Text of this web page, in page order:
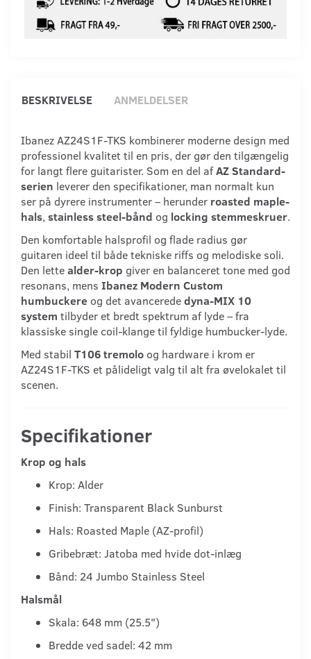
BESKRIVELSE ANMELDELSER
Ibanez AZ24S1F-TKS kombinerer moderne design med
professionel kvalitet til en pris, der gør den tilgængelig
for langt flere guitarister. Som en del afAZ Standard-
serien leverer den specifikationer, man normalt kun
ser på dyrere instrumenter – herunder roasted maple-
hals, stainless steel-bånd og locking stemmeskruer.
Den komfortable halsprofil og flade radius gør
guitaren ideel til både tekniske riffs og melodiske soli.
Den lettealder-krop giver en balanceret tone med god
resonans, mens Ibanez Modern Custom
humbuckere og det avancerededyna-MIX 10
system tilbyder et bredt spektrum af lyde – fra
klassiske single coil-klange til fyldige humbucker-lyde.
Med stabil T106 tremolo og hardware i krom er
AZ24S1F-TKS et pålideligt valg til alt fra øvelokalet til
scenen.
Specifikationer
Krop og hals
Krop: Alder
Finish: Transparent Black Sunburst
Hals: Roasted Maple (AZ-profil)
Gribebræt: Jatoba med hvide dot-inlæg
Bånd: 24 Jumbo Stainless Steel
Halsmål
Skala: 648 mm (25.5")
Bredde ved sadel: 42 mm